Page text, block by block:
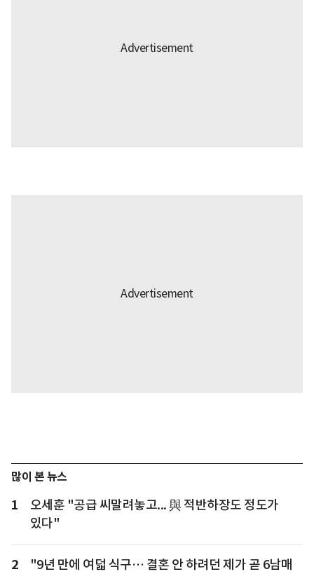
많이 본 뉴스
1
오세훈 "공급 씨말려놓고... 與 적반하장도 정도가
있다"
2
"9년 만에 여덟 식구… 결혼 안 하려던 제가 곧 6남매